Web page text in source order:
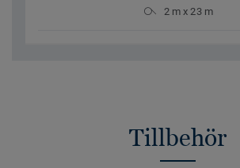
2 m x 23 m
Tillbehör